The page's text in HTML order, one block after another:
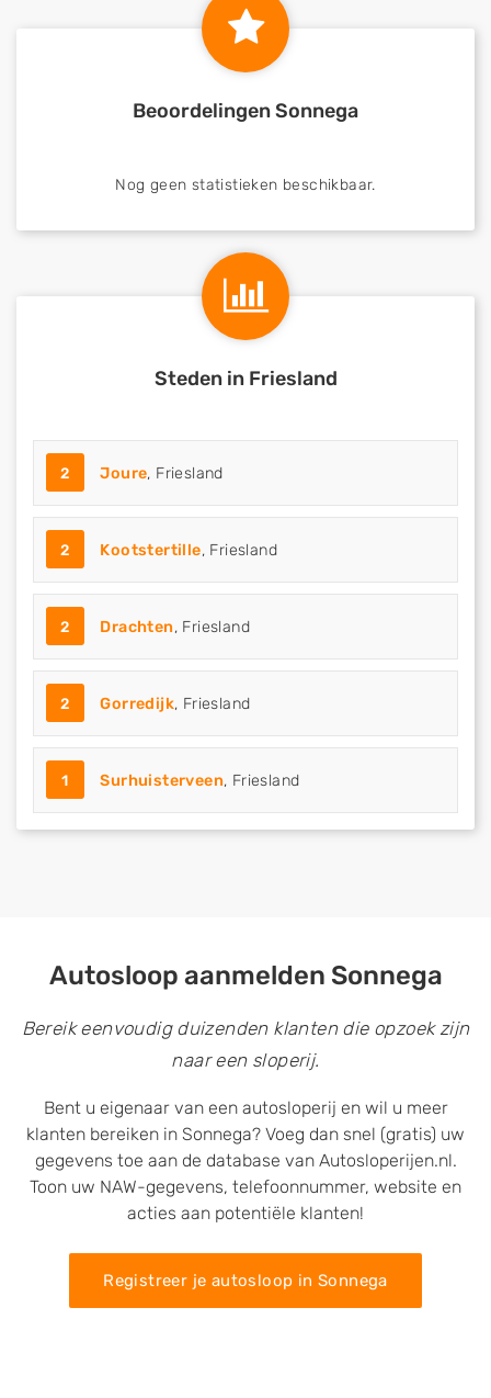
Beoordelingen Sonnega
Nog geen statistieken beschikbaar.
Steden in Friesland
2 Joure, Friesland
2 Kootstertille, Friesland
2 Drachten, Friesland
2 Gorredijk, Friesland
1 Surhuisterveen, Friesland
Autosloop aanmelden Sonnega
Bereik eenvoudig duizenden klanten die opzoek zijn
naar een sloperij.
Bent u eigenaar van een autosloperij en wil u meer
klanten bereiken in Sonnega? Voeg dan snel (gratis) uw
gegevens toe aan de database van Autosloperijen.nl.
Toon uw NAW-gegevens, telefoonnummer, website en
acties aan potentiële klanten!
Registreer je autosloop in Sonnega